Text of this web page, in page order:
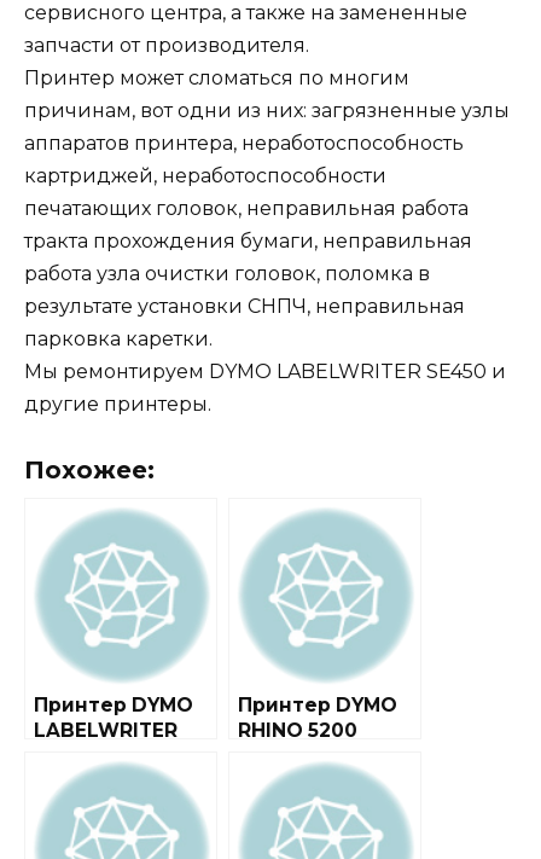
сервисного центра, а также на замененные
запчасти от производителя.
Принтер может сломаться по многим
причинам, вот одни из них: загрязненные узлы
аппаратов принтера, неработоспособность
картриджей, неработоспособности
печатающих головок, неправильная работа
тракта прохождения бумаги, неправильная
работа узла очистки головок, поломка в
результате установки СНПЧ, неправильная
парковка каретки.
Мы ремонтируем DYMO LABELWRITER SE450 и
другие принтеры.
Похожее:
Принтер DYMO
LABELWRITER
Принтер DYMO
RHINO 5200